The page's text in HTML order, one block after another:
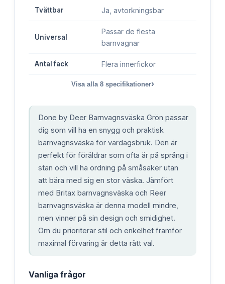
Tvättbar Ja, avtorkningsbar
Universal
Passar de flesta
barnvagnar
Antal fack Flera innerfickor
Visa alla 8specifikationer›
Done by Deer Barnvagnsväska Grön passar
dig som vill ha en snygg och praktisk
barnvagnsväska för vardagsbruk. Den är
perfekt för föräldrar som ofta är på språng i
stan och vill ha ordning på småsaker utan
att bära med sig en stor väska. Jämfört
med Britax barnvagnsväska och Reer
barnvagnsväska är denna modell mindre,
men vinner på sin design och smidighet.
Om du prioriterar stil och enkelhet framför
maximal förvaring är detta rätt val.
Vanliga frågor